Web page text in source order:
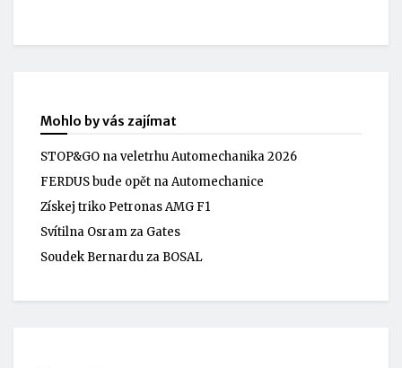
Mohlo by vás zajímat
STOP&GO na veletrhu Automechanika 2026
FERDUS bude opět na Automechanice
Získej triko Petronas AMG F1
Svítilna Osram za Gates
Soudek Bernardu za BOSAL